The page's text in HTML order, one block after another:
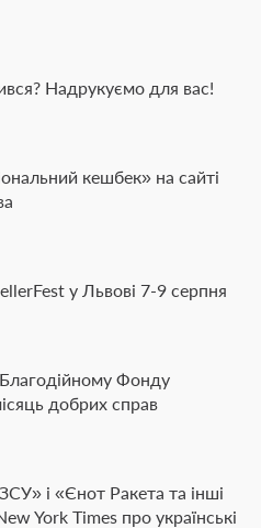
Надрукуємо для вас!
кешбек» на сайті
у Львові 7-9 серпня
Фонду
добрих справ
і «Єнот Ракета та інші
York Times про українські